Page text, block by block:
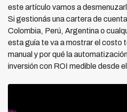
este artículo vamos a
Si gestionás una cartera de
Colombia, Perú, Argentina o
esta guía te va a mostrar el costo
manual y por qué la
inversión con ROI medible desde